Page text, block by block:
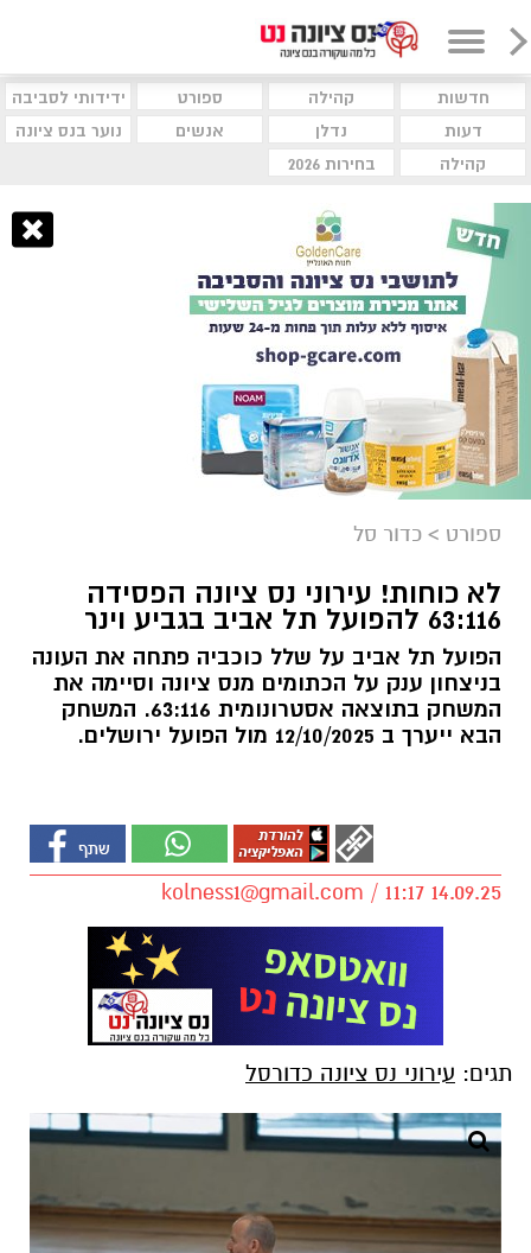
חדשות קהילה ספורט
ידידותי לסביבה
דעות
נדלן אנשים
נוער בנס ציונה
קהילה
בחירות 2026
ספורט > כדור סל
לא כוחות! עירוני נס ציונה הפסידה
63:116 להפועל תל אביב בגביע וינר
הפועל תל אביב על שלל כוכביה פתחה את העונה
בניצחון ענק על הכתומים מנס ציונה וסיימה את
המשחק בתוצאה אסטרונומית 63:116. המשחק
הבא ייערך ב 12/10/2025 מול הפועל ירושלים.
kolness1@gmail.com / 11:17 14.09.25
תגים: עירוני נס ציונה כדורסל